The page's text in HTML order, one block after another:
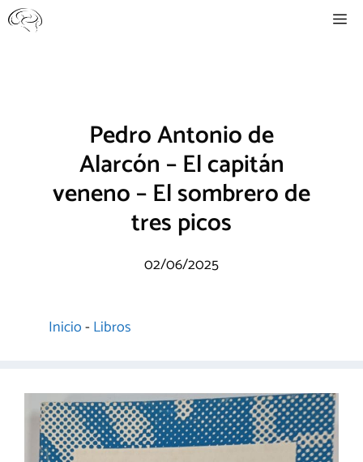
Saltar
al
Pedro Antonio de
Alarcón – El capitán
veneno – El sombrero de
tres picos
02/06/2025
Inicio-Libros